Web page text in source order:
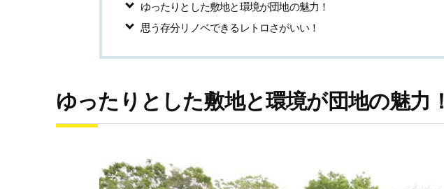
ゆったりとした敷地と環境が団地の魅力！
思う存分リノベできるレトロさがいい！
ゆったりとした敷地と環境が団地の魅力！